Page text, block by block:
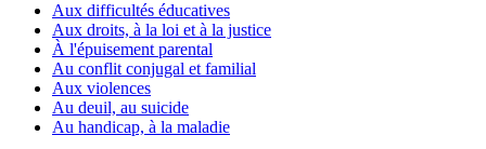
Aux difficultés éducatives
Aux droits, à la loi et à la justice
À l'épuisement parental
Au conflit conjugal et familial
Aux violences
Au deuil, au suicide
Au handicap, à la maladie